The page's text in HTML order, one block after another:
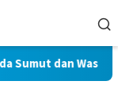
dan Wasidik